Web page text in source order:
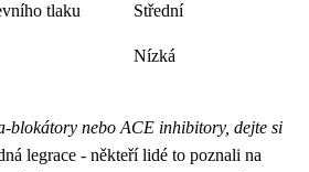
tlaku Střední
Nízká
blokátory nebo ACE inhibitory, dejte si
legrace - někteří lidé to poznali na